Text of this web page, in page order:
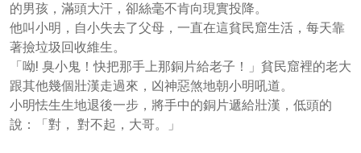
的男孩，滿頭大汗，卻絲毫不肯向現實投降。
他叫小明，自小失去了父母，一直在這貧民窟生活，每天靠
著撿垃圾回收維生。
「呦! 臭小鬼！快把那手上那銅片給老子！」貧民窟裡的老大
跟其他幾個壯漢走過來，凶神惡煞地朝小明吼道。
小明怯生生地退後一步，將手中的銅片遞給壯漢，低頭的
說：「對， 對不起，大哥。」